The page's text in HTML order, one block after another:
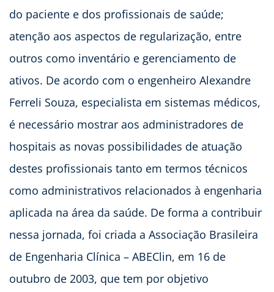
do paciente e dos profissionais de saúde;
atenção aos aspectos de regularização, entre
outros como inventário e gerenciamento de
ativos. De acordo com o engenheiro Alexandre
Ferreli Souza, especialista em sistemas médicos,
é necessário mostrar aos administradores de
hospitais as novas possibilidades de atuação
destes profissionais tanto em termos técnicos
como administrativos relacionados à engenharia
aplicada na área da saúde. De forma a contribuir
nessa jornada, foi criada a Associação Brasileira
de Engenharia Clínica – ABEClin, em 16 de
outubro de 2003, que tem por objetivo